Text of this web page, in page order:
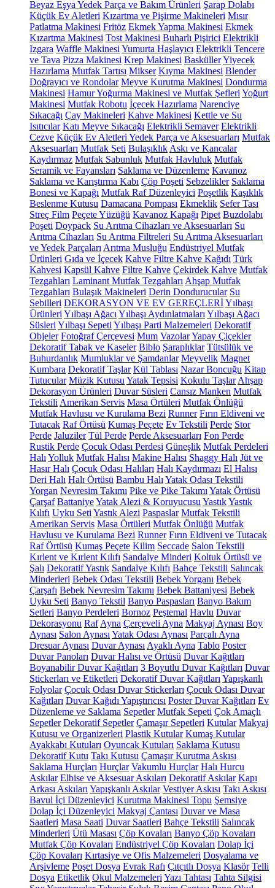
Beyaz Eşya Yedek Parça ve Bakım Ürünleri Şarap Dolabı
Küçük Ev Aletleri Kızartma ve Pişirme Makineleri Mısır
Patlatma Makinesi Fritöz Ekmek Yapma Makinesi Ekmek
Kızartma Makinesi Tost Makinesi Buharlı Pişirici Elektrikli
Izgara Waffle Makinesi Yumurta Haşlayıcı Elektrikli Tencere
ve Tava Pizza Makinesi Krep Makinesi BasküllerYiyecek
Hazırlama Mutfak Tartısı Mikser Kıyma Makinesi Blender
Doğrayıcı ve Rondolar Meyve Kurutma Makinesi Dondurma
Makinesi Hamur Yoğurma Makinesi ve Mutfak Şefleri Yoğurt
Makinesi Mutfak Robotu İçecek Hazırlama Narenciye
Sıkacağı Çay Makineleri Kahve Makinesi Kettle ve Su
Isıtıcılar Katı Meyve Sıkacağı Elektrikli Semaver Elektrikli
Cezve Küçük Ev Aletleri Yedek Parça ve Aksesuarları Mutfak
Aksesuarları Mutfak Seti Bulaşıklık Askı ve Kancalar
Kaydırmaz Mutfak Sabunluk Mutfak Havluluk Mutfak
Seramik ve Fayansları Saklama ve Düzenleme Kavanoz
Saklama ve Karıştırma Kabı Çöp Poşeti Sebzelikler Saklama
Bonesi ve Kapağı Mutfak Raf Düzenleyici Poşetlik Kaşıklık
Beslenme Kutusu Damacana Pompası Ekmeklik Sefer Tası
Streç Film Peçete Yüzüğü Kavanoz Kapağı Pipet Buzdolabı
Poşeti Doypack Su Arıtma Cihazları ve Aksesuarları Su
Arıtma Cihazları Su Arıtma Filtreleri Su Arıtma Aksesuarları
ve Yedek Parçaları Arıtma Musluğu Endüstriyel Mutfak
Ürünleri Gıda ve İçecek Kahve Filtre Kahve Kağıdı Türk
Kahvesi Kapsül Kahve Filtre Kahve Çekirdek Kahve Mutfak
Tezgahları Laminant Mutfak Tezgahları Ahşap Mutfak
Tezgahları Bulaşık Makineleri Derin Dondurucular Su
Sebilleri DEKORASYON VE EV GEREÇLERİYılbaşı
Ürünleri Yılbaşı Ağacı Yılbaşı Aydınlatmaları Yılbaşı Ağacı
Süsleri Yılbaşı Sepeti Yılbaşı Parti Malzemeleri Dekoratif
Objeler Fotoğraf Çerçevesi Mum VazolarYapay Çiçekler
Dekoratif Tabak ve Kaseler Biblo Şaraplıklar Tütsülük ve
Buhurdanlık Mumluklar ve Şamdanlar Meyvelik Magnet
Kumbara Dekoratif Taşlar Kül Tablası Nazar Boncuğu Kitap
Tutucular Müzik Kutusu Yatak Tepsisi Kokulu Taşlar Ahşap
Dekorasyon Ürünleri Duvar Süsleri Cansız Manken Mutfak
Tekstili Amerikan Servis Masa Örtüleri Mutfak Önlüğü
Mutfak Havlusu ve Kurulama Bezi Runner Fırın Eldiveni ve
Tutacak Raf Örtüsü Kumaş Peçete Ev Tekstili Perde Stor
Perde Jaluziler Tül Perde Perde Aksesuarları Fon Perde
Rustik Perde Çocuk Odası Perdesi Güneşlik Mutfak Perdeleri
Halı Yolluk Mutfak Halısı Makine Halısı Shaggy Halı Jüt ve
Hasır Halı Çocuk Odası Halıları Halı Kaydırmazı El Halısı
Deri Halı Halı Örtüsü Bambu Halı Yatak Odası Tekstili
Yorgan Nevresim Takımı Pike ve Pike Takımı Yatak Örtüsü
Çarşaf BattaniyeYatak Alezi & Koruyucusu YastıkYastık
Kılıfı Uyku Seti Yastık Alezi Paspaslar Mutfak Tekstili
Amerikan Servis Masa Örtüleri Mutfak Önlüğü Mutfak
Havlusu ve Kurulama Bezi Runner Fırın Eldiveni ve Tutacak
Raf Örtüsü Kumaş Peçete Kilim Seccade Salon Tekstili
Kırlent ve Kırlent Kılıfı Sandalye Minderi Koltuk Örtüsü ve
Şalı Dekoratif Yastık Sandalye Kılıfı Bahçe Tekstili Salıncak
Minderleri Bebek Odası Tekstili Bebek Yorganı Bebek
Çarşafı Bebek Nevresim Takımı Bebek Battaniyesi Bebek
Uyku Seti Banyo Tekstil Banyo Paspasları Banyo Bakım
Setleri Banyo Perdeleri Bornoz Peştemal Havlu Duvar
Dekorasyonu Raf Ayna Çerçeveli Ayna Makyaj Aynası Boy
Aynası Salon Aynası Yatak Odası Aynası Parçalı Ayna
Dresuar Aynası Duvar Aynası Ayaklı Ayna Tablo Poster
Duvar Panoları Duvar Halısı ve Örtüsü Duvar Kağıtları
Boyanabilir Duvar Kağıtları 3 Boyutlu Duvar Kağıtları Duvar
Stickerları ve Etiketleri Dekoratif Duvar Kağıtları Yapışkanlı
Folyolar Çocuk Odası Duvar Stickerları Çocuk Odası Duvar
Kağıtları Duvar Kağıdı Yapıştırıcısı Poster Duvar Kağıtları Ev
Düzenleme ve Saklama Sepetler Mutfak Sepeti Çok Amaçlı
Sepetler Dekoratif Sepetler Çamaşır Sepetleri Kutular Makyaj
Kutusu ve Organizerleri Plastik Kutular Kumaş Kutular
Ayakkabı Kutuları Oyuncak Kutuları Saklama Kutusu
Dekoratif Kutu Takı Kutusu Çamaşır Kurutma Askısı
Saklama Hurçları Hurçlar Vakumlu Hurçlar Halı Hurcu
Askılar Elbise ve Aksesuar Askıları Dekoratif Askılar Kapı
Arkası Askıları Yapışkanlı Askılar Vestiyer Askısı Takı Askısı
Bavul İçi Düzenleyici Kurutma Makinesi Topu Şemsiye
Dolap İçi Düzenleyici Makyaj Çantası Duvar ve Masa
Saatleri Masa Saati Duvar Saatleri Bahçe Tekstili Salıncak
Minderleri Ütü Masası Çöp Kovaları Banyo Çöp Kovaları
Mutfak Çöp Kovaları Endüstriyel Çöp Kovaları Dolap İçi
Çöp Kovaları Kırtasiye ve Ofis Malzemeleri Dosyalama ve
Arşivleme Poşet Dosya Evrak Rafı Çıtçıtlı Dosya Klasör Telli
Dosya Etiketlik Okul Malzemeleri Yazı Tahtası Tahta Silgisi